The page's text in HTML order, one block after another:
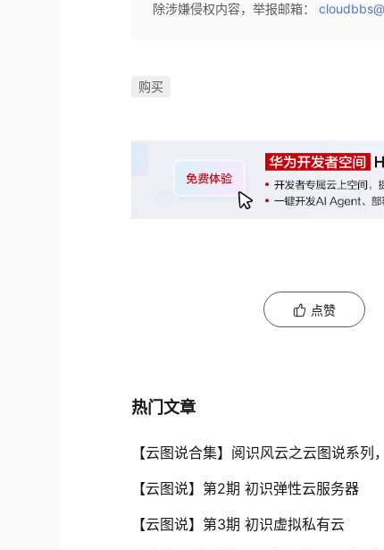
除涉嫌侵权内容，举报邮箱：
购买
点赞
热门文章
【云图说合集】阅识风云之云图说系
【云图说】第2期 初识弹性云服务器
【云图说】第3期 初识虚拟私有云